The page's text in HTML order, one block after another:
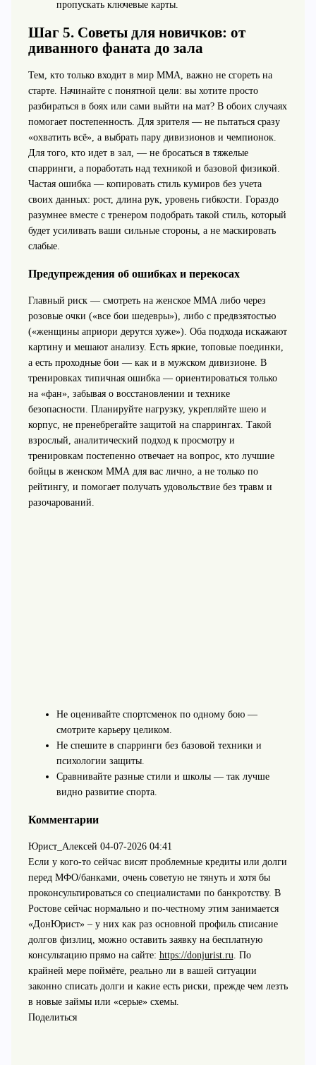
пропускать ключевые карты.
Шаг 5. Советы для новичков: от
диванного фаната до зала
Тем, кто только входит в мир ММА, важно не сгореть на
старте. Начинайте с понятной цели: вы хотите просто
разбираться в боях или сами выйти на мат? В обоих случаях
помогает постепенность. Для зрителя — не пытаться сразу
«охватить всё», а выбрать пару дивизионов и чемпионок.
Для того, кто идет в зал, — не бросаться в тяжелые
спарринги, а поработать над техникой и базовой физикой.
Частая ошибка — копировать стиль кумиров без учета
своих данных: рост, длина рук, уровень гибкости. Гораздо
разумнее вместе с тренером подобрать такой стиль, который
будет усиливать ваши сильные стороны, а не маскировать
слабые.
Предупреждения об ошибках и перекосах
Главный риск — смотреть на женское ММА либо через
розовые очки («все бои шедевры»), либо с предвзятостью
(«женщины априори дерутся хуже»). Оба подхода искажают
картину и мешают анализу. Есть яркие, топовые поединки,
а есть проходные бои — как и в мужском дивизионе. В
тренировках типичная ошибка — ориентироваться только
на «фан», забывая о восстановлении и технике
безопасности. Планируйте нагрузку, укрепляйте шею и
корпус, не пренебрегайте защитой на спаррингах. Такой
взрослый, аналитический подход к просмотру и
тренировкам постепенно отвечает на вопрос, кто лучшие
бойцы в женском ММА для вас лично, а не только по
рейтингу, и помогает получать удовольствие без травм и
разочарований.
Не оценивайте спортсменок по одному бою —
смотрите карьеру целиком.
Не спешите в спарринги без базовой техники и
психологии защиты.
Сравнивайте разные стили и школы — так лучше
видно развитие спорта.
Комментарии
Юрист_Алексей 04-07-2026 04:41
Если у кого-то сейчас висят проблемные кредиты или долги
перед МФО/банками, очень советую не тянуть и хотя бы
проконсультироваться со специалистами по банкротству. В
Ростове сейчас нормально и по-честному этим занимается
«ДонЮрист» – у них как раз основной профиль списание
долгов физлиц, можно оставить заявку на бесплатную
консультацию прямо на сайте: https://donjurist.ru . По
крайней мере поймёте, реально ли в вашей ситуации
законно списать долги и какие есть риски, прежде чем лезть
в новые займы или «серые» схемы.
Поделиться